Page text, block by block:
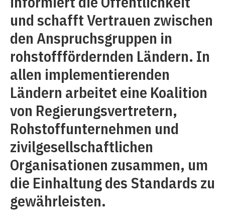
und schafft Vertrauen zwischen
den Anspruchsgruppen in
rohstofffördernden Ländern. In
allen implementierenden
Ländern arbeitet eine Koalition
von Regierungsvertretern,
Rohstoffunternehmen und
zivilgesellschaftlichen
Organisationen zusammen, um
die Einhaltung des Standards zu
gewährleisten.